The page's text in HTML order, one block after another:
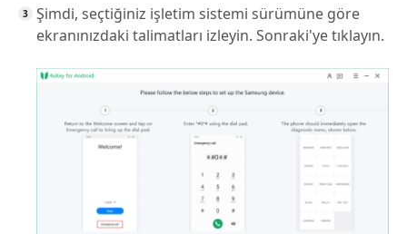
Şimdi, seçtiğiniz işletim sistemi sürümüne göre
ekranınızdaki talimatları izleyin. Sonraki'ye tıklayın.